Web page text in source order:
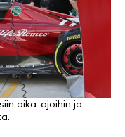
aika-ajoihin ja